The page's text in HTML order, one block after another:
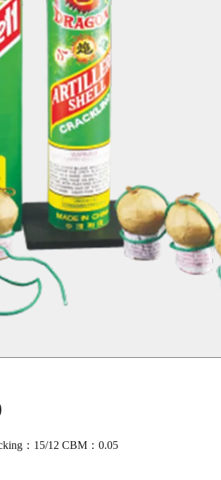
：15/12 CBM：0.05